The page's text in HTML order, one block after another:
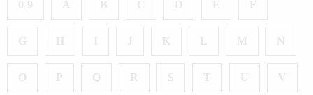
0-9 A B C D E F
G H I J K L M N
O P Q R S T U V